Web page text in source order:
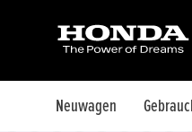
Neuwagen